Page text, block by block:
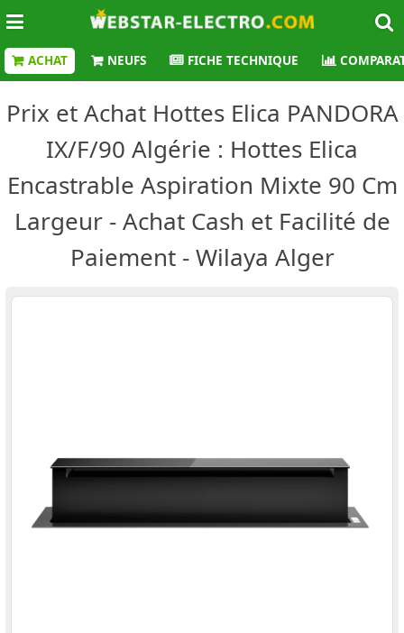
ACHAT NEUFS FICHE TECHNIQUE
Prix et Achat Hottes Elica PANDORA
IX/F/90 Algérie : Hottes Elica
Encastrable Aspiration Mixte 90 Cm
Largeur - Achat Cash et Facilité de
Paiement - Wilaya Alger